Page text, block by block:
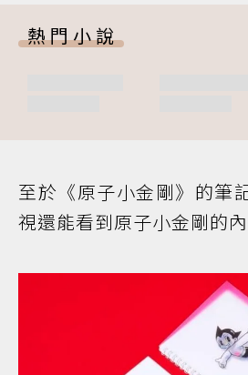
熱門小說
至於《原子小金剛》的筆
視還能看到原子小金剛的